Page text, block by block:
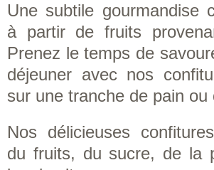
Une subtile gourmandise
à partir de fruits
Prenez le temps de
déjeuner avec nos
sur une tranche de pain ou
Nos délicieuses
du fruits, du sucre, de la